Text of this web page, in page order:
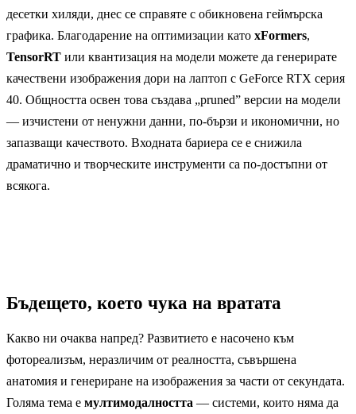
десетки хиляди, днес се справяте с обикновена геймърска
графика. Благодарение на оптимизации като xFormers,
TensorRT или квантизация на модели можете да генерирате
качествени изображения дори на лаптоп с GeForce RTX серия
40. Общността освен това създава „pruned” версии на модели
— изчистени от ненужни данни, по-бързи и икономични, но
запазващи качеството. Входната бариера се е снижила
драматично и творческите инструменти са по-достъпни от
всякога.
Бъдещето, което чука на вратата
Какво ни очаква напред? Развитието е насочено към
фотореализъм, неразличим от реалността, съвършена
анатомия и генериране на изображения за части от секундата.
Голяма тема е мултимодалността — системи, които няма да